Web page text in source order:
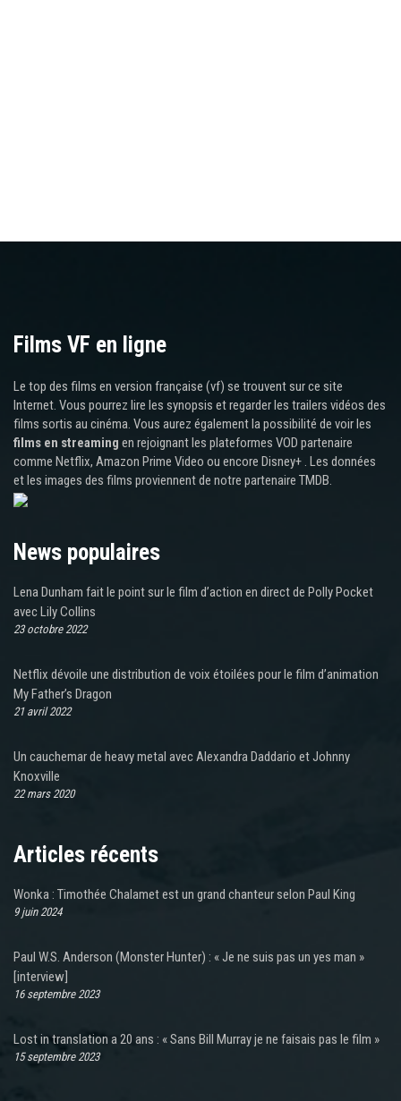
Films VF en ligne
Le top des films en version française (vf) se trouvent sur ce site
Internet. Vous pourrez lire les synopsis et regarder les trailers vidéos des
films sortis au cinéma. Vous aurez également la possibilité de voir les
films en streaming en rejoignant les plateformes VOD partenaire
comme Netflix, Amazon Prime Video ou encore Disney+ . Les données
et les images des films proviennent de notre partenaire TMDB.
News populaires
Lena Dunham fait le point sur le film d’action en direct de Polly Pocket
avec Lily Collins
23 octobre 2022
Netflix dévoile une distribution de voix étoilées pour le film d’animation
My Father’s Dragon
21 avril 2022
Un cauchemar de heavy metal avec Alexandra Daddario et Johnny
Knoxville
22 mars 2020
Articles récents
Wonka : Timothée Chalamet est un grand chanteur selon Paul King
9 juin 2024
Paul W.S. Anderson (Monster Hunter) : « Je ne suis pas un yes man »
[interview]
16 septembre 2023
Lost in translation a 20 ans : « Sans Bill Murray je ne faisais pas le film »
15 septembre 2023